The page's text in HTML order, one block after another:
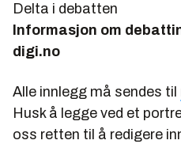
Delta i debatten
Informasjon om
digi.no
Alle innlegg må sendes til
Husk å legge ved et
oss retten til å redigere